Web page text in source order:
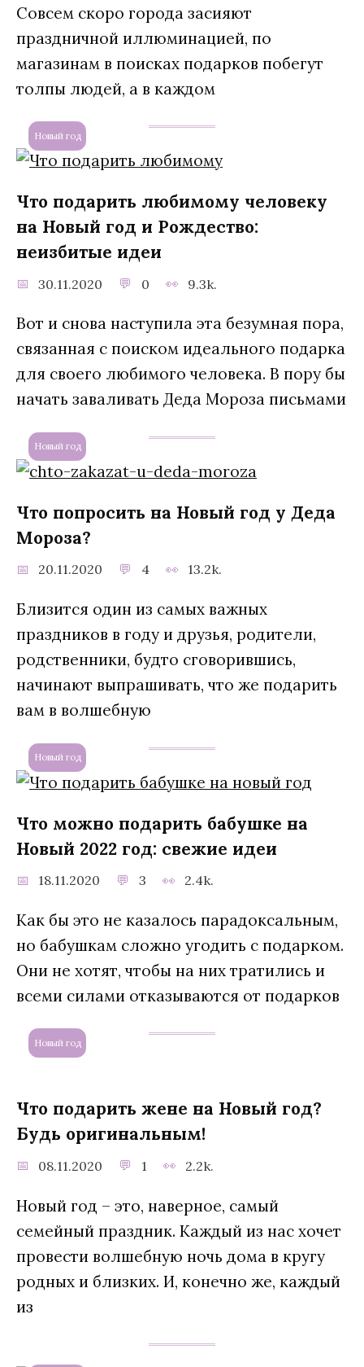
Совсем скоро города засияют
праздничной иллюминацией, по
магазинам в поисках подарков побегут
толпы людей, а в каждом
Новый год
Что подарить любимому человеку
на Новый год и Рождество:
неизбитые идеи
30.11.2020 0 9.3k.
Вот и снова наступила эта безумная пора,
связанная с поиском идеального подарка
для своего любимого человека. В пору бы
начать заваливать Деда Мороза письмами
Новый год
Что попросить на Новый год у Деда
Мороза?
20.11.2020 4 13.2k.
Близится один из самых важных
праздников в году и друзья, родители,
родственники, будто сговорившись,
начинают выпрашивать, что же подарить
вам в волшебную
Новый год
Что можно подарить бабушке на
Новый 2022 год: свежие идеи
18.11.2020 3 2.4k.
Как бы это не казалось парадоксальным,
но бабушкам сложно угодить с подарком.
Они не хотят, чтобы на них тратились и
всеми силами отказываются от подарков
Новый год
Что подарить жене на Новый год?
Будь оригинальным!
08.11.2020 1 2.2k.
Новый год – это, наверное, самый
семейный праздник. Каждый из нас хочет
провести волшебную ночь дома в кругу
родных и близких. И, конечно же, каждый
из